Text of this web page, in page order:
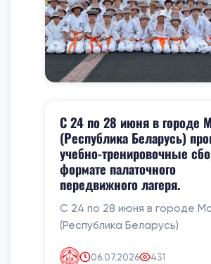
С 24 по 28 июня в городе
(Республика Беларусь)
учебно-тренировочные
формате палаточного
передвижного лагеря.
С 24 по 28 июня в городе
(Республика Беларусь)
06.07.2026 431